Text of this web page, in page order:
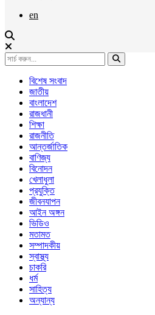
en
বিশেষ সংবাদ
জাতীয়
বাংলাদেশ
রাজধানী
শিক্ষা
রাজনীতি
আন্তর্জাতিক
বাণিজ্য
বিনোদন
খেলাধুলা
প্রযুক্তি
জীবনযাপন
আইন অঙ্গন
ভিডিও
মতামত
সম্পাদকীয়
স্বাস্থ্য
চাকরি
ধর্ম
সাহিত্য
অন্যান্য